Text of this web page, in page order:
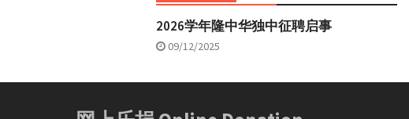
2026学年隆中华独中征聘启事
09/12/2025